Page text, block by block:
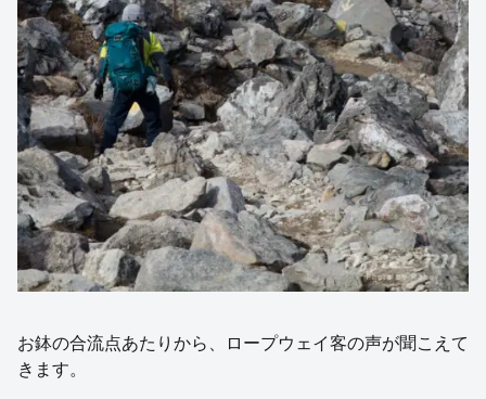
お鉢の合流点あたりから、ロープウェイ客の声が聞こえて
きます。